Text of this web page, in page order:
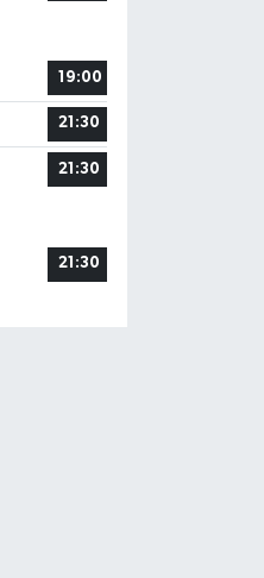
19:00
21:30
21:30
21:30